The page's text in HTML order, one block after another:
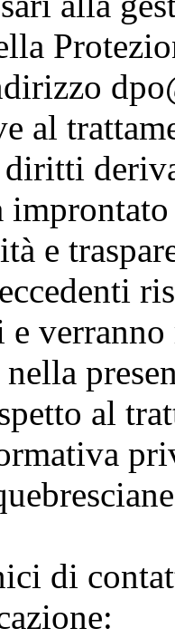
al
e
al
di